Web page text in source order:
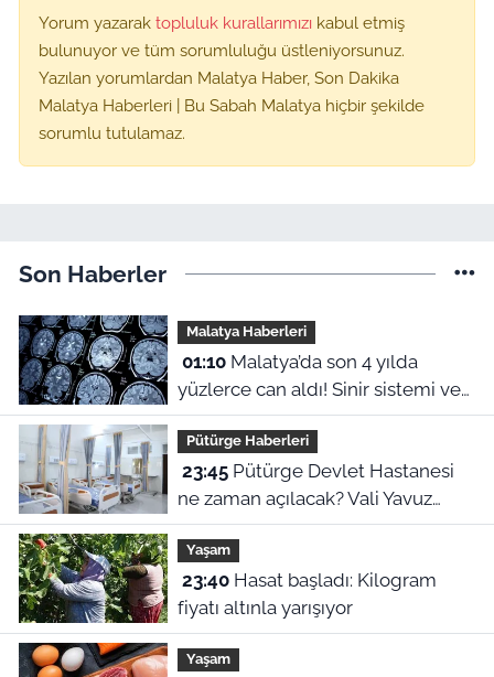
Yorum yazarak topluluk kurallarımızı kabul etmiş
bulunuyor ve tüm sorumluluğu üstleniyorsunuz.
Yazılan yorumlardan Malatya Haber, Son Dakika
Malatya Haberleri | Bu Sabah Malatya hiçbir şekilde
sorumlu tutulamaz.
Son Haberler
Malatya Haberleri
01:10Malatya’da son 4 yılda
yüzlerce can aldı! Sinir sistemi ve
duyu organı hastalıklarında şok
veriler
Pütürge Haberleri
23:45Pütürge Devlet Hastanesi
ne zaman açılacak? Vali Yavuz
açıkladı
Yaşam
23:40Hasat başladı: Kilogram
fiyatı altınla yarışıyor
Yaşam